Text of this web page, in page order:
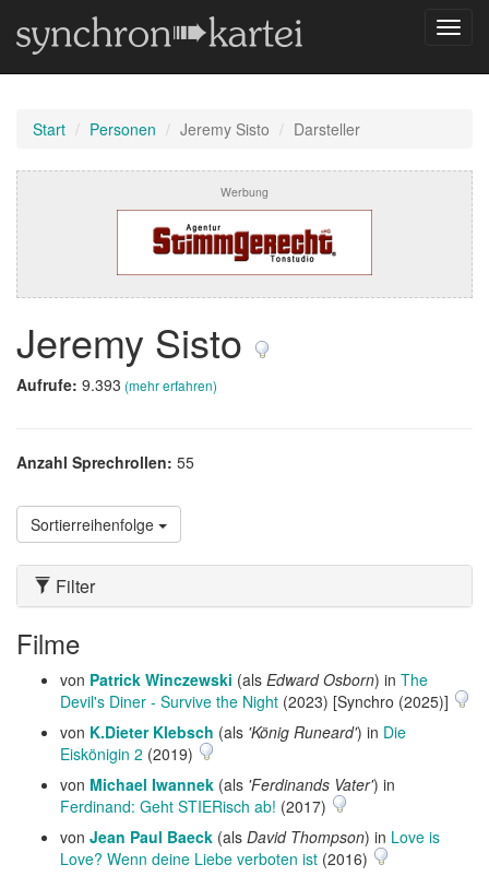
Start Personen Jeremy Sisto Darsteller
Werbung
Jeremy Sisto
Aufrufe: 9.393 (mehr erfahren)
Anzahl Sprechrollen: 55
Sortierreihenfolge
Filter
Filme
von Patrick Winczewski (als Edward Osborn) in The
Devil's Diner - Survive the Night (2023) [Synchro (2025)]
von K.Dieter Klebsch (als 'König Runeard') in Die
Eiskönigin 2 (2019)
von Michael Iwannek (als 'Ferdinands Vater') in
Ferdinand: Geht STIERisch ab! (2017)
von Jean Paul Baeck (als David Thompson) in Love is
Love? Wenn deine Liebe verboten ist (2016)